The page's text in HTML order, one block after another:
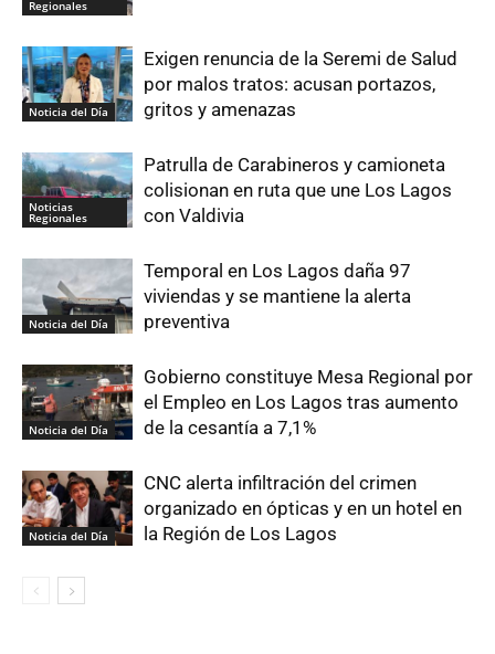
Regionales
Noticia del Día
Exigen renuncia de la Seremi de Salud
por malos tratos: acusan portazos,
gritos y amenazas
Noticias
Regionales
Patrulla de Carabineros y camioneta
colisionan en ruta que une Los Lagos
con Valdivia
Noticia del Día
Temporal en Los Lagos daña 97
viviendas y se mantiene la alerta
preventiva
Noticia del Día
Gobierno constituye Mesa Regional por
el Empleo en Los Lagos tras aumento
de la cesantía a 7,1%
Noticia del Día
CNC alerta infiltración del crimen
organizado en ópticas y en un hotel en
la Región de Los Lagos